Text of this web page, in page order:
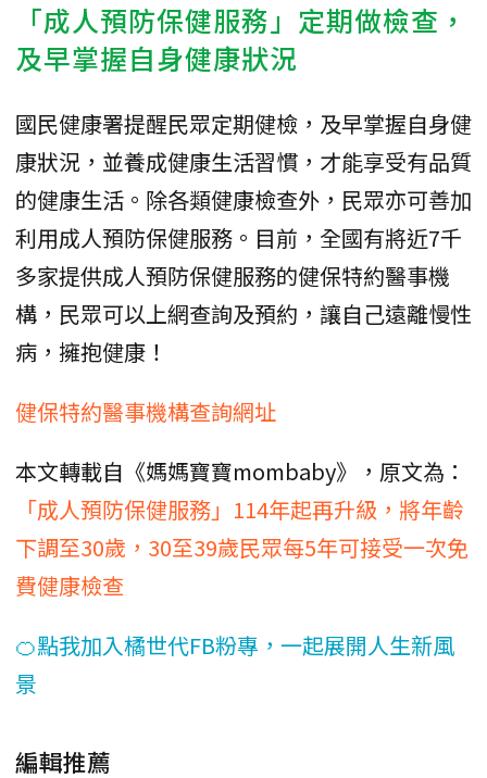
「成人預防保健服務」定期做檢查，
及早掌握自身健康狀況
國民健康署提醒民眾定期健檢，及早掌握自身健
康狀況，並養成健康生活習慣，才能享受有品質
的健康生活。除各類健康檢查外，民眾亦可善加
利用成人預防保健服務。目前，全國有將近7千
多家提供成人預防保健服務的健保特約醫事機
構，民眾可以上網查詢及預約，讓自己遠離慢性
病，擁抱健康！
健保特約醫事機構查詢網址
本文轉載自《媽媽寶寶mombaby》，原文為：
「成人預防保健服務」114年起再升級，將年齡
下調至30歲，30至39歲民眾每5年可接受一次免
費健康檢查
🍊點我加入橘世代FB粉專，一起展開人生新風
景
編輯推薦